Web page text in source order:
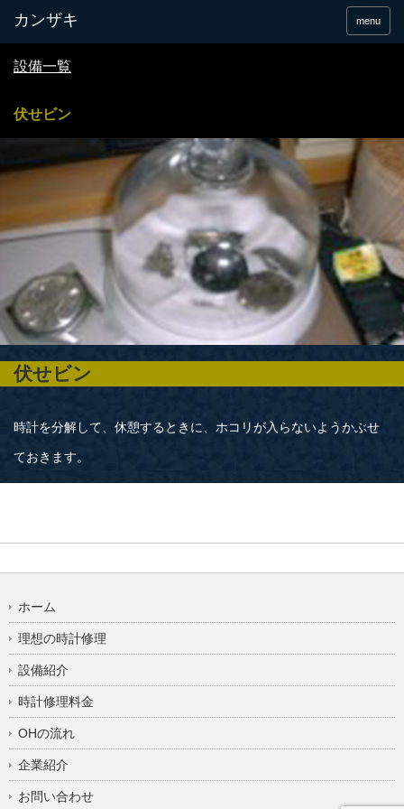
menu
設備一覧
伏せビン
伏せビン
時計を分解して、休憩するときに、ホコリが入らないようかぶせ
ておきます。
ホーム
理想の時計修理
設備紹介
時計修理料金
OHの流れ
企業紹介
お問い合わせ